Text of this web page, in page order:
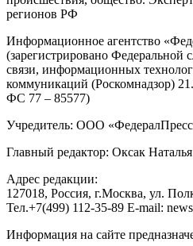
регионов РФ
Информационное агентство
(зарегистрировано Федеральной
связи, информационных
коммуникаций (Роскомнадзор)
ФС 77 – 85577)
Учредитель: ООО
Главный редактор: Оксак
Адрес редакции:
127018, Россия, г.Москва, ул.
Тел.+7(499) 112-35-89 E-mail:
Информация на сайте